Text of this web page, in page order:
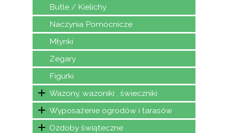
Butle / Kielichy
Naczynia Pomocnicze
Młynki
Zegary
Figurki
Wazony, wazoniki , świeczniki
Wyposażenie ogrodów i tarasów
Ozdoby świąteczne